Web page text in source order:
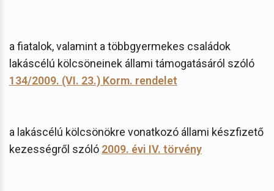
a fiatalok, valamint a többgyermekes családok
lakáscélú kölcsöneinek állami támogatásáról szóló
134/2009. (VI. 23.) Korm. rendelet
a lakáscélú kölcsönökre vonatkozó állami készfizető
kezességről szóló 2009. évi IV. törvény